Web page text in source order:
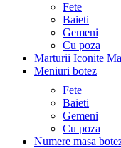
Fete
Baieti
Gemeni
Cu poza
Marturii Iconite
Meniuri botez
Fete
Baieti
Gemeni
Cu poza
Numere masa